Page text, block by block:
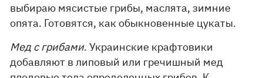
выбираю мясистые грибы, маслята, зимние
опята. Готовятся, как обыкновенные цукаты.
Мед с грибами. Украинские крафтовики
добавляют в липовый или гречишный мед